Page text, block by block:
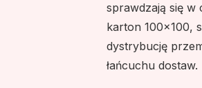
sprawdzają się w
karton 100x100,
dystrybucję
łańcuchu dostaw.